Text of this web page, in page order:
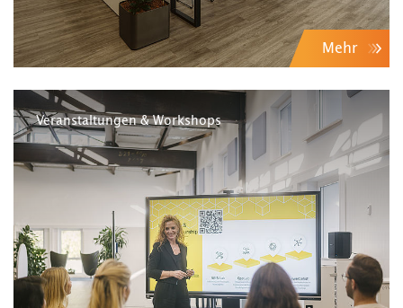
Mehr
Veranstaltungen & Workshops